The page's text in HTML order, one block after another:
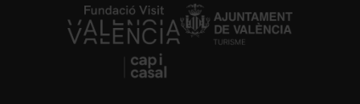
https://fundacion.visitvalencia.com/